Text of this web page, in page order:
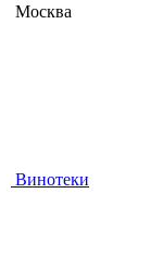
Москва
Винотеки